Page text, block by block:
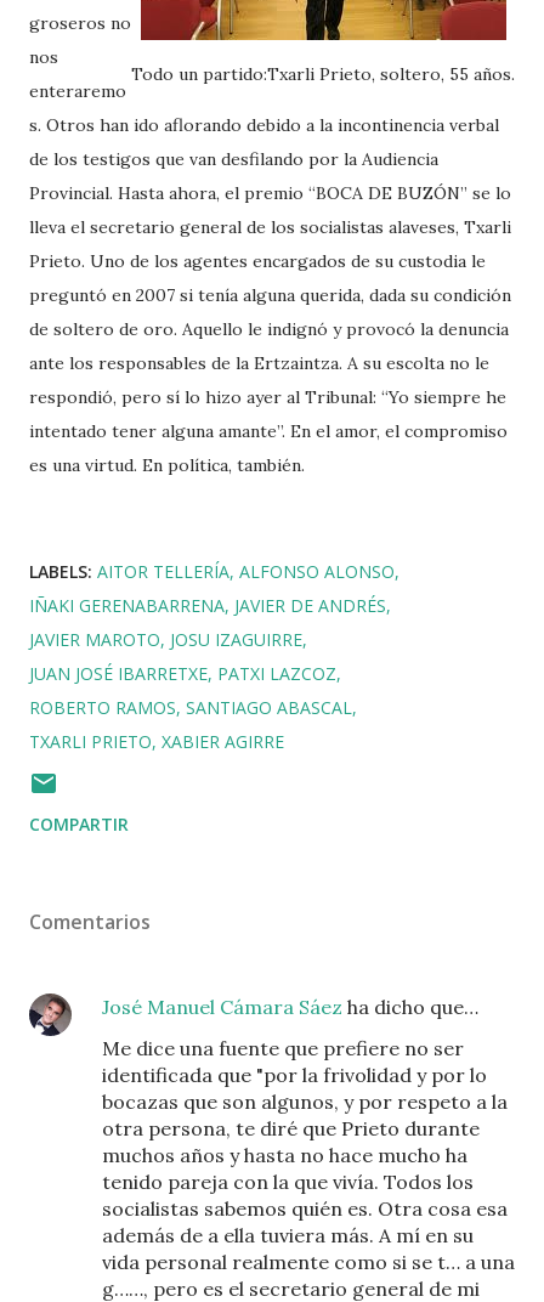
Todo un partido:Txarli Prieto, soltero, 55 años.
groseros no
nos
enteraremo
s. Otros han ido aflorando debido a la incontinencia verbal
de los testigos que van desfilando por la Audiencia
Provincial. Hasta ahora, el premio “BOCA DE BUZÓN” se lo
lleva el secretario general de los socialistas alaveses, Txarli
Prieto. Uno de los agentes encargados de su custodia le
preguntó en 2007 si tenía alguna querida, dada su condición
de soltero de oro. Aquello le indignó y provocó la denuncia
ante los responsables de la Ertzaintza. A su escolta no le
respondió, pero sí lo hizo ayer al Tribunal: “Yo siempre he
intentado tener alguna amante”. En el amor, el compromiso
es una virtud. En política, también.
LABELS: AITOR TELLERÍA ALFONSO ALONSO
IÑAKI GERENABARRENA JAVIER DE ANDRÉS
JAVIER MAROTO JOSU IZAGUIRRE
JUAN JOSÉ IBARRETXE PATXI LAZCOZ
ROBERTO RAMOS SANTIAGO ABASCAL
TXARLI PRIETO XABIER AGIRRE
COMPARTIR
Comentarios
José Manuel Cámara Sáez ha dicho que…
Me dice una fuente que prefiere no ser
identificada que "por la frivolidad y por lo
bocazas que son algunos, y por respeto a la
otra persona, te diré que Prieto durante
muchos años y hasta no hace mucho ha
tenido pareja con la que vivía. Todos los
socialistas sabemos quién es. Otra cosa esa
además de a ella tuviera más. A mí en su
vida personal realmente como si se t… a una
g……, pero es el secretario general de mi